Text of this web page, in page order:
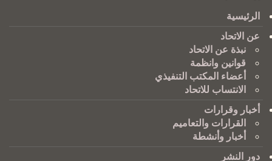
الرئيسية
عن الاتحاد
نبذة عن الاتحاد
قوانين وانظمة
أعضاء المكتب التنفيذي
الانتساب للاتحاد
أخبار وقرارات
القرارات والتعاميم
أخبار وأنشطة
دور النشر